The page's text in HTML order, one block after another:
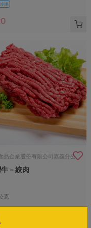
冷凍
品企業股份有限公司嘉義分公
－絞肉
克